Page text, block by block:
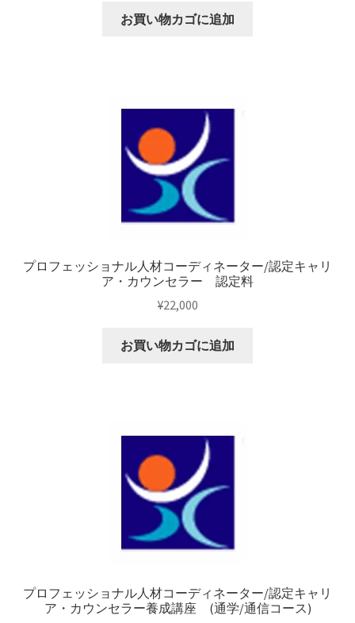
お買い物カゴに追加
プロフェッショナル人材コーディネーター/認定キャリ
ア・カウンセラー 認定料
¥22,000
お買い物カゴに追加
プロフェッショナル人材コーディネーター/認定キャリ
ア・カウンセラー養成講座 (通学/通信コース)